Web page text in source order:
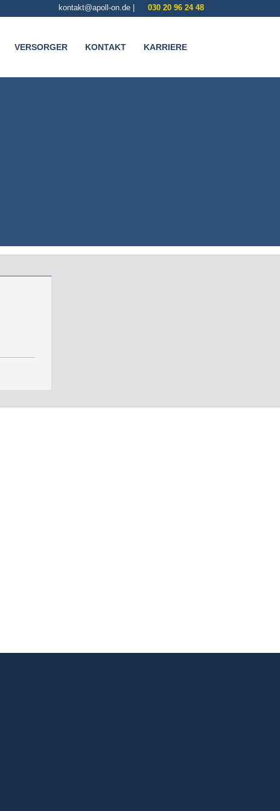
kontakt@apoll-on.de 030 20 96 24 48
VERSORGER KONTAKT KARRIERE